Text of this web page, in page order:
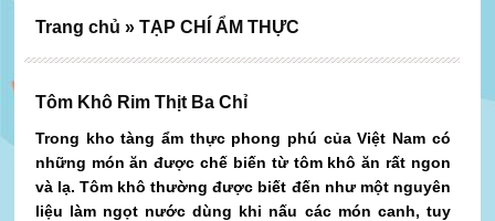
Tôm Khô Rim Thịt Ba Chỉ
Trong kho tàng ẩm thực phong phú của Việt Nam có
những món ăn được chế biến từ tôm khô ăn rất ngon
và lạ. Tôm khô thường được biết đến như một nguyên
liệu làm ngọt nước dùng khi nấu các món canh, tuy
Trang chủ » TẠP CHÍ ẨM THỰC